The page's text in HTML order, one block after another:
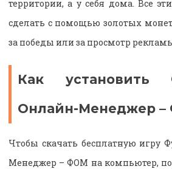
территории, а у себя дома. Все
сделать с помощью золотых
за победы или за просмотр
Как установить
Онлайн-Менеджер
Чтобы скачать бесплатную игру
Менеджер – ФОМ на компьютер,